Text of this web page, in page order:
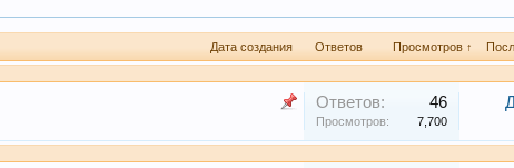
Дата создания Ответов Просмотров ↑
Ответов: 46
Просмотров: 7,700